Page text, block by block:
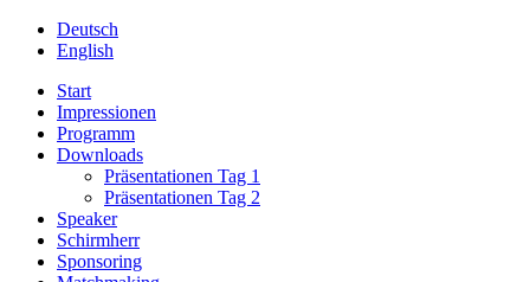
Deutsch
English
Start
Impressionen
Programm
Downloads
Präsentationen Tag 1
Präsentationen Tag 2
Speaker
Schirmherr
Sponsoring